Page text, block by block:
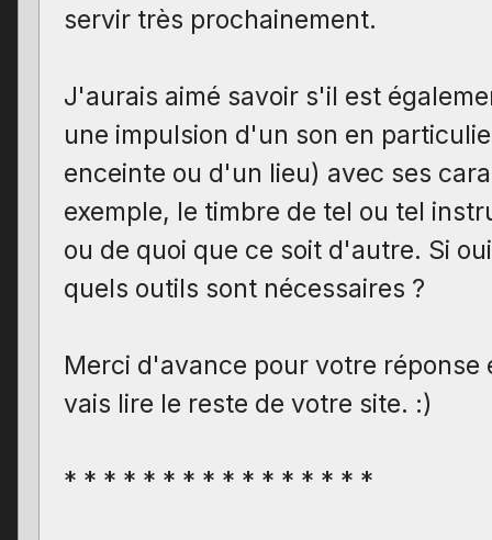
servir très prochainement.
J'aurais aimé savoir s'il est
une impulsion d'un son en
enceinte ou d'un lieu) avec ses
exemple, le timbre de tel ou tel
ou de quoi que ce soit d'autre. Si
quels outils sont nécessaires ?
Merci d'avance pour votre réponse
vais lire le reste de votre site. :)
* * * * * * * * * * * * * * * *